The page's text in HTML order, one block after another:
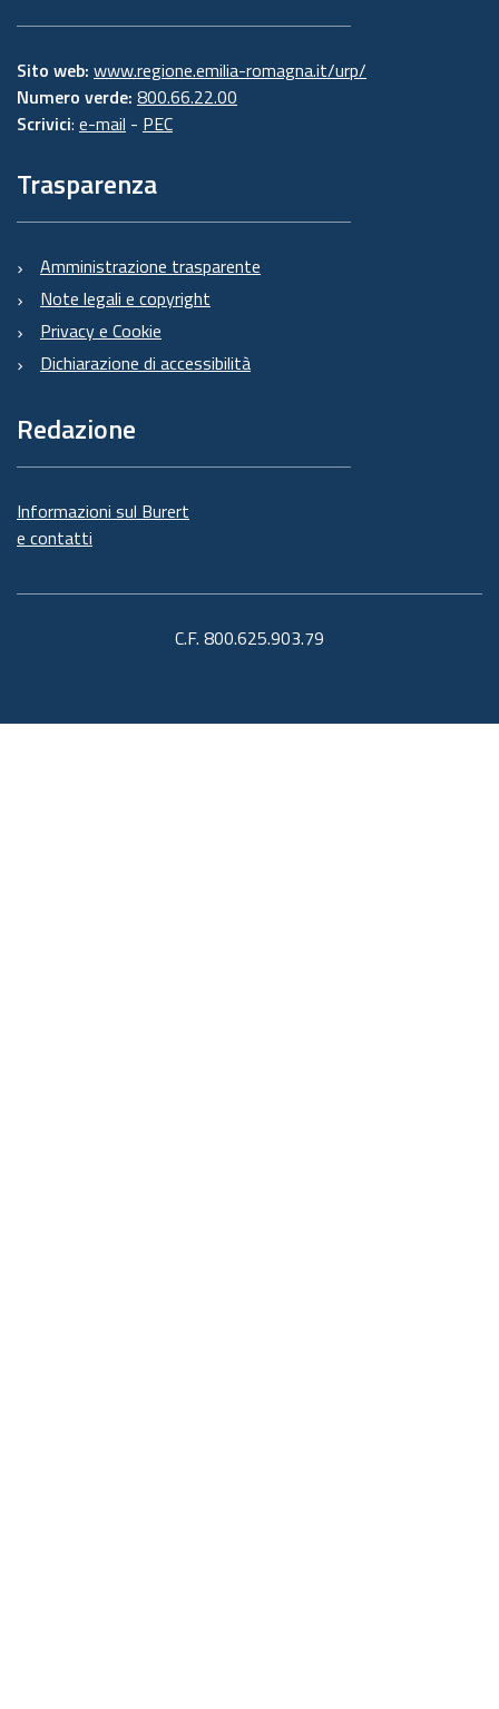
Sito web: www.regione.emilia-romagna.it/urp/
Numero verde: 800.66.22.00
Scrivici: e-mail - PEC
Trasparenza
Amministrazione trasparente
Note legali e copyright
Privacy e Cookie
Dichiarazione di accessibilità
Redazione
Informazioni sul Burert
e contatti
C.F. 800.625.903.79